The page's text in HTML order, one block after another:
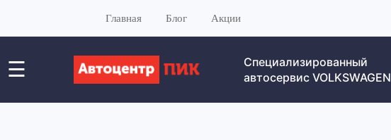
Главная Блог Акции
☰
Специализированный
автосервис VOLKSWAGEN